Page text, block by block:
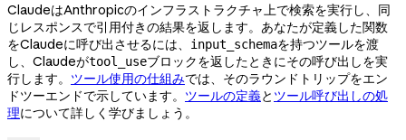
ClaudeはAnthropicのインフラストラクチャ上で検索を実行し、同
じレスポンスで引用付きの結果を返します。あなたが定義した関数
をClaudeに呼び出させるには、
input_schemaを持つツールを渡
し、Claudeがtool_useブロックを返したときにその呼び出しを実
行します。 ツール使用の仕組みでは、そのラウンドトリップをエン
ドツーエンドで示しています。 ツールの定義と ツール呼び出しの処
理について詳しく学びましょう。